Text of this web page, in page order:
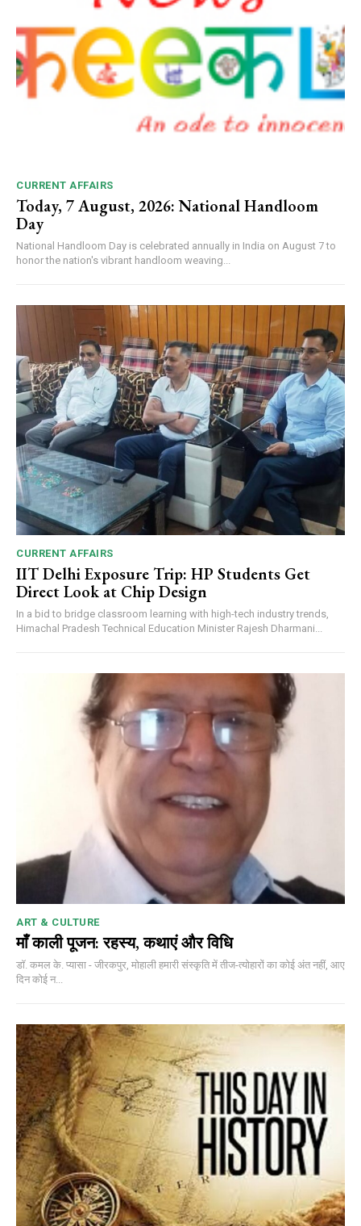
CURRENT AFFAIRS
Today, 7 August, 2026: National Handloom
Day
National Handloom Day is celebrated annually in India on August 7 to
honor the nation's vibrant handloom weaving...
CURRENT AFFAIRS
IIT Delhi Exposure Trip: HP Students Get
Direct Look at Chip Design
In a bid to bridge classroom learning with high-tech industry trends,
Himachal Pradesh Technical Education Minister Rajesh Dharmani...
ART & CULTURE
माँ काली पूजन: रहस्य, कथाएं और विधि
डॉ. कमल के. प्यासा - जीरकपुर, मोहाली हमारी संस्कृति में तीज-त्योहारों का कोई अंत नहीं, आए
दिन कोई न...